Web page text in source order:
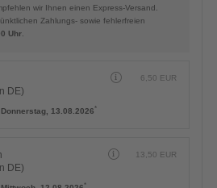
wir Ihnen einen Express-Versand.
Zahlungs- sowie fehlerfreien
Uhr
DE)
6,50 EUR
Donnerstag, 13.08.2026*
DE)
13,50 EUR
*